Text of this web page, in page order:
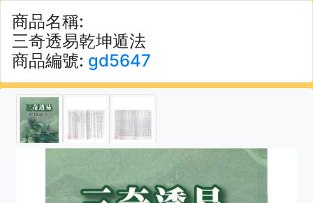
商品名稱:
三奇透易乾坤遁法
商品編號: gd5647